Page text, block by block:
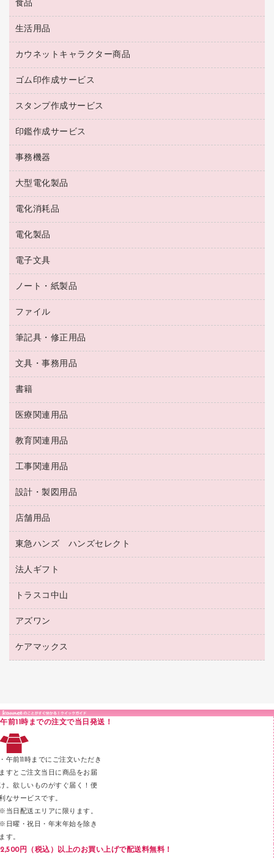
ＨＤＤ／ＳＳＤ
ディスプレイモニター
防災用備蓄食品・飲料
台車・脚立
倉庫収納用品
作業用雑貨
梱包用品
梱包用テープ
園芸用品
ペット用品
緑茶飲料
茶葉・インスタント
紅茶・バラエティ飲料
レギュラーコーヒー
ミルク・シュガー
ソフトドリンク
コーヒーメーカー・備品
インスタントコーヒー
食品
食品
菓子
生活用品
浴室用品
台所用洗剤
掃除用品
掃除用洗剤
洗濯用品
消臭・芳香剤
殺虫剤
飲食用消耗品
ハンドソープ・石鹸
トイレ用品
トイレ用洗剤
ティッシュペーパー
ダストボックス
タオル・アメニティ用品
スリッパ・サンダル・シューズ
スポーツ・レジャー用品
ゴミ袋
キッチン用品
食品添加物製品
カウネットキャラクター商品
カウネットキャラクター商品
ゴム印作成サービス
ゴム印作成サービス
ゴム印（一行印）作成サービス
ゴム印（フリーサイズ印）作成サービス
スタンプ作成サービス
シヤチハタスタンプ作成サービス
カウネットスタンプ作成サービス
印鑑作成サービス
印鑑作成サービス
事務機器
大型シュレッダー（共配）
レーザーポインター
ラミネートフィルム
ラミネータ
タイムレコーダー
シュレッダ
ＯＨＰ用品
大型電化製品
冷蔵庫・キッチン・調理家電
テレビ・ＡＶ機器
電化消耗品
電球・蛍光灯
乾電池・充電池
フィルム・カメラ用品
デスクライト
アルバム
電化製品
掃除機・クリーナー
空調・季節家電
その他電化製品
キッチン・調理家電
ＯＡタップ／延長コード
電子文具
電卓
ラベルテープ
その他電子文具
ノート・紙製品
封筒
粘着メモ
伝票
典礼用品
帳簿
額縁
各種用紙
ルーズリーフ
ファイル
名刺整理用品
板目表紙・綴込表紙
背幅が伸びるファイル
統一伝票用ファイル
収納保存用品
レターファイル
リングファイル
プレゼン用ファイル
ファイルボックス
パイプ式ファイル
その他ファイル
クリヤーホルダー
クリヤーブック（差替式）
クリヤーブック（固定式）
Ｚ式ファイル
２穴リフィル・２穴インデックス
筆記具・修正用品
万年筆
筆ペン
消しゴム
修正液・修正ペン
修正テープ
鉛筆
マーキングペン（油性）
マーキングペン（水性）
ボールペン（油性）
ボールペン（ゲルインク）
シャープペンシル用替芯
文具・事務用品
輪ゴム
両面テープ
名札
保管・整理用品
壁面／足元収納
備品／小物ケース
透明テープ 事務用
電話台
針なしステープラー
紙めくり
裁断機
印章用品
ラベル類
メンディングテープ
メッシュケース／ペンケース
フロアケース
ブックエンド／ブックスタンド
書籍
パソコンソフト
医療関連用品
保健用品
使い捨て手袋
感染症対策用品
介護用品
医療関連用品
教育関連用品
教育関連用品
工事関連用品
工事関連用品
屋外用品
設計・製図用品
設計・製図用品
店舗用品
店舗運営用品
陳列什器
紙手提げ袋
レジ・ポリ袋
ディスプレイ用品
カウンター／お会計用品
東急ハンズ ハンズセレクト
東急ハンズ
法人ギフト
高島屋
カウネットギフト
高島屋（食品・飲料）
カウネットギフト（食品・飲料）
トラスコ中山
建築・作業用品
アズワン
医療・介護用品（食品・飲料・食添製品）
ケアマックス
午前11時までの注文で当日発送！
午前11時までにご注文いただき
すとご注文当日に商品をお届
。欲しいものがすぐ届く！便
なサービスです。
当日配送エリアに限ります。
日曜・祝日・年末年始を除き
す。
2,500円（税込）以上のお買い上げで配送料無料！